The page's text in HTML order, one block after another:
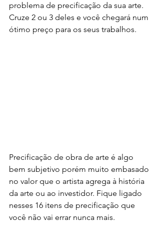
problema de precificação da sua arte.
Cruze 2 ou 3 deles e você chegará num
ótimo preço para os seus trabalhos.
Precificação de obra de arte é algo
bem subjetivo porém muito embasado
no valor que o artista agrega à história
da arte ou ao investidor. Fique ligado
nesses 16 itens de precificação que
você não vai errar nunca mais.